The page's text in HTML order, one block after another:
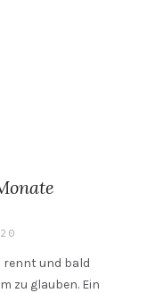
rennt und bald
zu glauben. Ein